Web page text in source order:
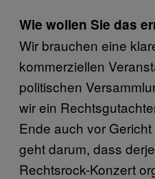
Wie wollen Sie das
Wir brauchen eine
kommerziellen
politischen
wir ein
Ende auch vor
geht darum, dass
Rechtsrock-Konzert